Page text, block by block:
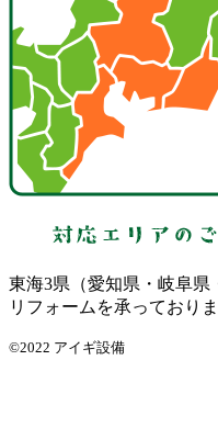
東海3県（愛知県・岐阜
リフォームを承っておりま
©2022 アイギ設備